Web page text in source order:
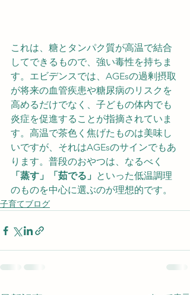
これは、糖とタンパク質が高温で結合
してできるもので、強い毒性を持ちま
す。エビデンスでは、AGEsの過剰摂取
が将来の血管疾患や糖尿病のリスクを
高めるだけでなく、子どもの体内でも
炎症を促進することが指摘されていま
す。高温で茶色く焦げたものは美味し
いですが、それはAGEsのサインでもあ
ります。普段のおやつは、なるべく
「蒸す」「茹でる」 といった低温調理
のものを中心に選ぶのが理想的です。
子育てブログ